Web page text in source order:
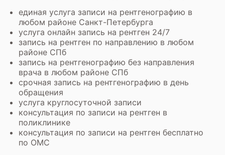
единая услуга записи на рентгенографию в
любом районе Санкт-Петербурга
услуга онлайн запись на рентген 24/7
запись на рентген по направлению в любом
районе СПб
запись на рентгенографию без направления
врача в любом районе СПб
срочная запись на рентгенографию в день
обращения
услуга круглосуточной записи
консультация по записи на рентген в
поликлинике
консультация по записи на рентген бесплатно
по ОМС